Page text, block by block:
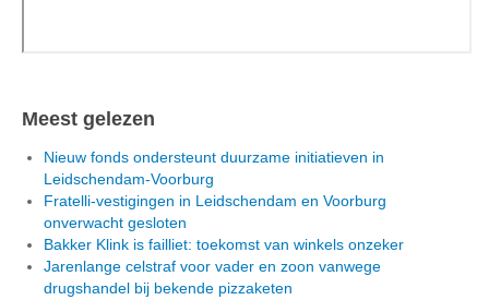
Meest gelezen
Nieuw fonds ondersteunt duurzame initiatieven in
Leidschendam-Voorburg
Fratelli-vestigingen in Leidschendam en Voorburg
onverwacht gesloten
Bakker Klink is failliet: toekomst van winkels onzeker
Jarenlange celstraf voor vader en zoon vanwege
drugshandel bij bekende pizzaketen